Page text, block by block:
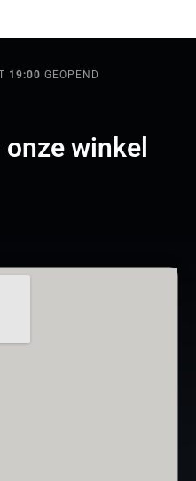
19:00GEOPEND
winkel